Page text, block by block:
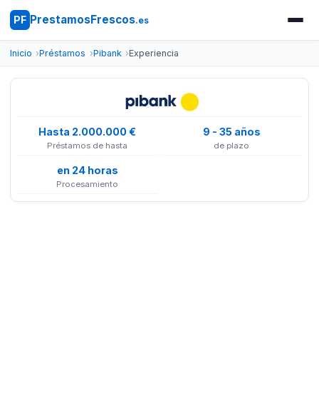
PF PrestamosFrescos.es
Inicio Préstamos Pibank Experiencia
Hasta 2.000.000 €
Préstamos de hasta
9 - 35 años
de plazo
en 24 horas
Procesamiento